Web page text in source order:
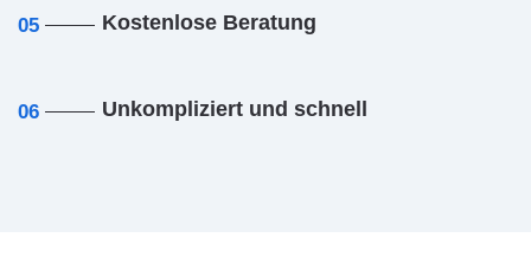
05 Kostenlose Beratung
06 Unkompliziert und schnell